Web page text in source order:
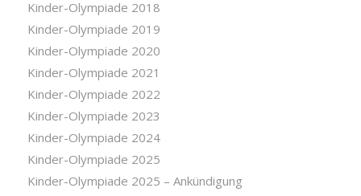
Kinder-Olympiade 2018
Kinder-Olympiade 2019
Kinder-Olympiade 2020
Kinder-Olympiade 2021
Kinder-Olympiade 2022
Kinder-Olympiade 2023
Kinder-Olympiade 2024
Kinder-Olympiade 2025
Kinder-Olympiade 2025 – Ankündigung